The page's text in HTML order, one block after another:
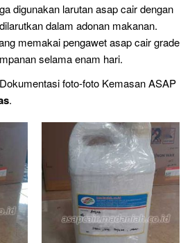
digunakan larutan asap cair dengan
dalam adonan makanan.
memakai pengawet asap cair grade
selama enam hari.
foto-foto Kemasan ASAP
.